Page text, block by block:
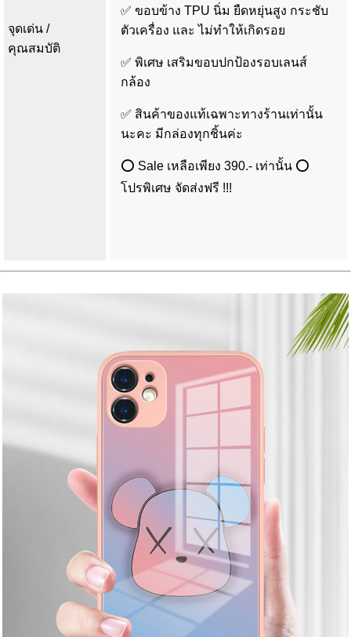
จุดเด่น /
คุณสมบัติ
✅ ขอบข้าง TPU นิ่ม ยืดหยุ่นสูง กระชับ
ตัวเครื่อง และ ไม่ทำให้เกิดรอย
✅ พิเศษ เสริมขอบปกป้องรอบเลนส์
กล้อง
✅ สินค้าของแท้เฉพาะทางร้านเท่านั้น
นะคะ มีกล่องทุกชิ้นค่ะ
⭕ Sale เหลือเพียง 390.- เท่านั้น ⭕
โปรพิเศษ จัดส่งฟรี !!!